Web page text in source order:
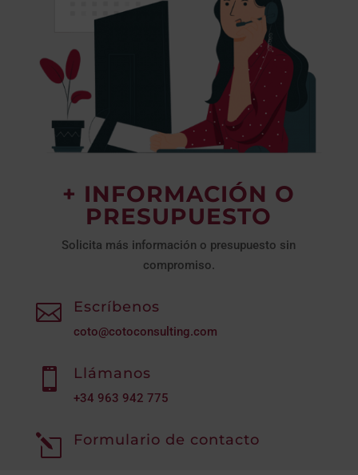
+ INFORMACIÓN O
PRESUPUESTO
Solicita más información o presupuesto sin
compromiso.
 Escríbenos
coto@cotoconsulting.com
 Llámanos
+34 963 942 775
l Formulario de contacto